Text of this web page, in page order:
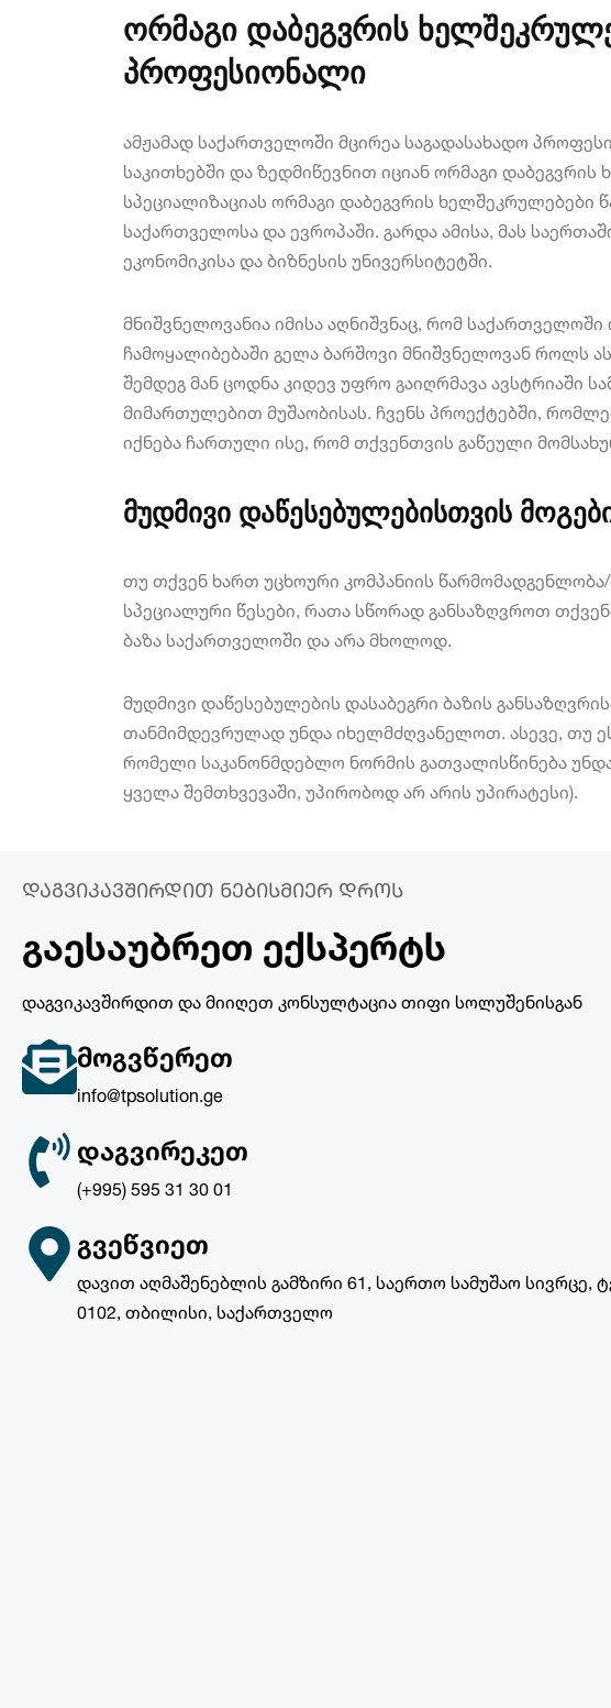
ორმაგი დაბეგვრის
პროფესიონალი
ამჟამად საქართველოში მცირეა საგადასახადო
საკითხებში და ზედმიწევნით იციან ორმაგი
სპეციალიზაციას ორმაგი დაბეგვრის
საქართველოსა და ევროპაში. გარდა ამისა, მას
ეკონომიკისა და ბიზნესის უნივერსიტეტში.
მნიშვნელოვანია იმისა აღნიშვნაც, რომ
ჩამოყალიბებაში გელა ბარშოვი მნიშვნელოვან როლს
შემდეგ მან ცოდნა კიდევ უფრო გაიღრმავა ავსტრიაში
მიმართულებით მუშაობისას. ჩვენს პროექტებში,
იქნება ჩართული ისე, რომ თქვენთვის გაწეული
მუდმივი დაწესებულებისთვის
თუ თქვენ ხართ უცხოური კომპანიის
სპეციალური წესები, რათა სწორად განსაზღვროთ
ბაზა საქართველოში და არა მხოლოდ.
მუდმივი დაწესებულების დასაბეგრი ბაზის
თანმიმდევრულად უნდა იხელმძღვანელოთ. ასევე, თუ
რომელი საკანონმდებლო ნორმის გათვალისწინება
ყველა შემთხვევაში, უპირობოდ არ არის უპირატესი).
ᲓᲐᲒᲕᲘᲙᲐᲕᲨᲘᲠᲓᲘᲗ ᲜᲔᲑᲘᲡᲛᲘᲔᲠ ᲓᲠᲝᲡ
ᲒᲐᲔᲡᲐᲣᲑᲠᲔᲗ ᲔᲥᲡᲞᲔᲠᲢᲡ
დაგვიკავშირდით და მიიღეთ კონსულტაცია თიფი სოლუშენისგან
ᲛᲝᲒᲕᲬᲔᲠᲔᲗ
info@tpsolution.ge
ᲓᲐᲒᲕᲘᲠᲔᲙᲔᲗ
(+995) 595 31 30 01
ᲒᲕᲔᲬᲕᲘᲔᲗ
დავით აღმაშენებლის გამზირი 61, საერთო სამუშაო სივრცე,
0102, თბილისი, საქართველო